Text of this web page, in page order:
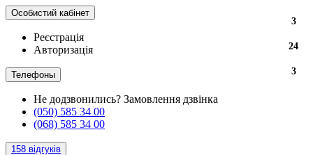
Особистий кабінет
Реєстрація
Авторизація
Телефоны
Не додзвонились? Замовлення дзвінка
(050) 585 34 00
(068) 585 34 00
158 відгуків
3
24
3
3
24
3
3
24
3
3
24
3